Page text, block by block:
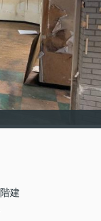
建